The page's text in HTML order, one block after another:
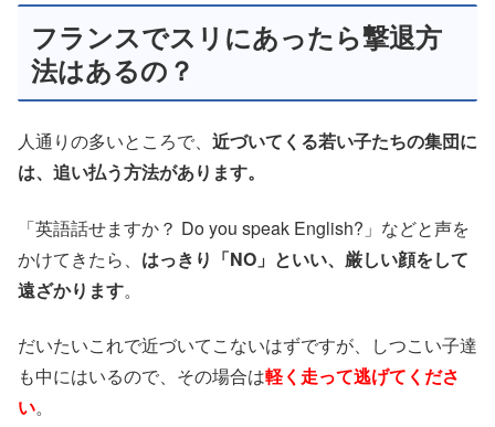
フランスでスリにあったら撃退方
法はあるの？
人通りの多いところで、 近づいてくる若い子たちの集団に
は、追い払う方法があります。
「英語話せますか？ Do you speak English?」などと声を
かけてきたら、 はっきり「NO」といい、厳しい顔をして
遠ざかります。
だいたいこれで近づいてこないはずですが、しつこい子達
も中にはいるので、その場合は軽く走って逃げてくださ
い。